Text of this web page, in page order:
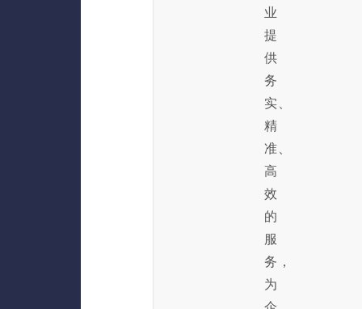
业
提
供
务
实、
精
准、
高
效
的
服
务，
为